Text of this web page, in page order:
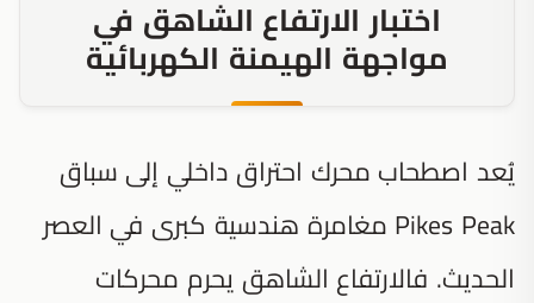
اختبار الارتفاع الشاهق في
مواجهة الهيمنة الكهربائية
يُعد اصطحاب محرك احتراق داخلي إلى سباق
Pikes Peak مغامرة هندسية كبرى في العصر
الحديث. فالارتفاع الشاهق يحرم محركات